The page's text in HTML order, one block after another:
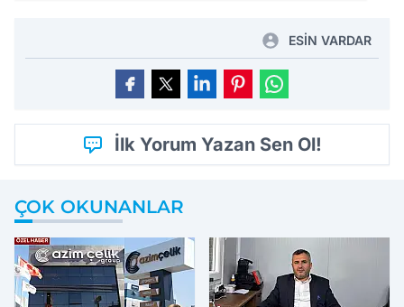
ESİN VARDAR
İlk Yorum Yazan Sen Ol!
ÇOK OKUNANLAR